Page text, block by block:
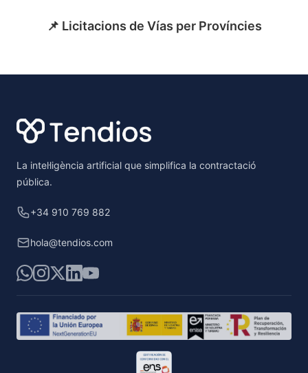
📌 Licitacions de Vías per Províncies
La intel·ligència artificial que simplifica la contractació
pública.
+34 910 769 882
hola@tendios.com
WhatsApp
Instagram
X LinkedIn
YouTube